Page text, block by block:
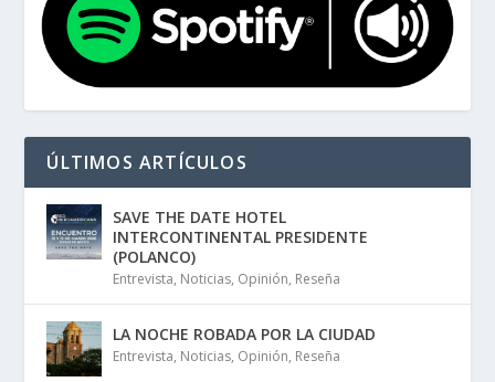
ÚLTIMOS ARTÍCULOS
SAVE THE DATE HOTEL
INTERCONTINENTAL PRESIDENTE
(POLANCO)
Entrevista, Noticias, Opinión, Reseña
LA NOCHE ROBADA POR LA CIUDAD
Entrevista, Noticias, Opinión, Reseña